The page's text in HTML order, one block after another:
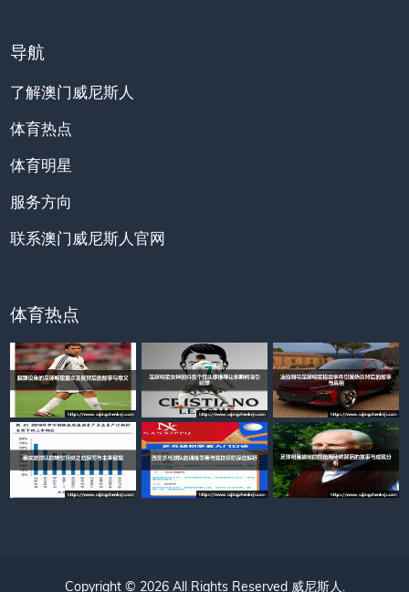
导航
了解澳门威尼斯人
体育热点
体育明星
服务方向
联系澳门威尼斯人官网
体育热点
Copyright © 2026 All Rights Reserved 威尼斯人.